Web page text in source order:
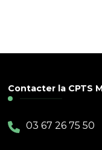
Contacter la CPTS
03 67 26 75 50